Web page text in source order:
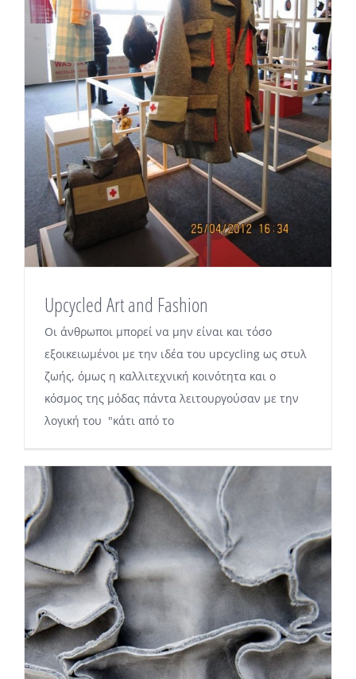
Upcycled Art and Fashion
Οι άνθρωποι μπορεί να μην είναι και τόσο
εξοικειωμένοι με την ιδέα του upcycling ως στυλ
ζωής, όμως η καλλιτεχνική κοινότητα και ο
κόσμος της μόδας πάντα λειτουργούσαν με την
λογική του "κάτι από το